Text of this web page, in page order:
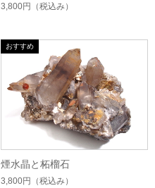
3,800円 （税込み）
煙水晶と柘榴石
3,800円 （税込み）